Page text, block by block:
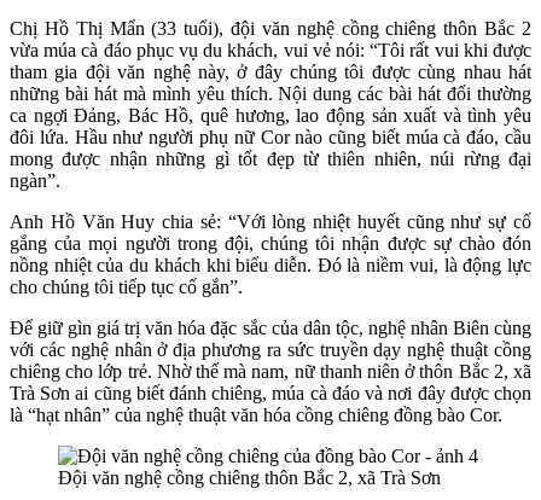
Chị Hồ Thị Mẩn (33 tuổi), đội văn nghệ cồng chiêng thôn Bắc 2
vừa múa cà đáo phục vụ du khách, vui vẻ nói: “Tôi rất vui khi được
tham gia đội văn nghệ này, ở đây chúng tôi được cùng nhau hát
những bài hát mà mình yêu thích. Nội dung các bài hát đối thường
ca ngợi Đảng, Bác Hồ, quê hương, lao động sản xuất và tình yêu
đôi lứa. Hầu như người phụ nữ Cor nào cũng biết múa cà đáo, cầu
mong được nhận những gì tốt đẹp từ thiên nhiên, núi rừng đại
ngàn”.
Anh Hồ Văn Huy chia sẻ: “Với lòng nhiệt huyết cũng như sự cố
gắng của mọi người trong đội, chúng tôi nhận được sự chào đón
nồng nhiệt của du khách khi biểu diễn. Đó là niềm vui, là động lực
cho chúng tôi tiếp tục cố gắn”.
Để giữ gìn giá trị văn hóa đặc sắc của dân tộc, nghệ nhân Biên cùng
với các nghệ nhân ở địa phương ra sức truyền dạy nghệ thuật cồng
chiêng cho lớp trẻ. Nhờ thế mà nam, nữ thanh niên ở thôn Bắc 2, xã
Trà Sơn ai cũng biết đánh chiêng, múa cà đáo và nơi đây được chọn
là “hạt nhân” của nghệ thuật văn hóa cồng chiêng đồng bào Cor.
Đội văn nghệ cồng chiêng thôn Bắc 2, xã Trà Sơn